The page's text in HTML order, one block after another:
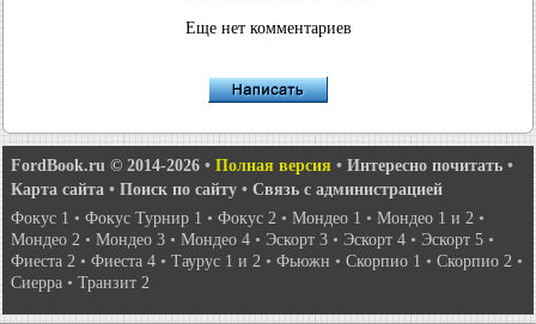
Еще нет комментариев
FordBook.ru © 2014-2026 • Полная версия • Интересно почитать •
Карта сайта • Поиск по сайту • Связь с администрацией
Фокус 1 • Фокус Турнир 1 • Фокус 2 • Мондео 1 • Мондео 1 и 2 •
Мондео 2 • Мондео 3 • Мондео 4 • Эскорт 3 • Эскорт 4 • Эскорт 5 •
Фиеста 2 • Фиеста 4 • Таурус 1 и 2 • Фьюжн • Скорпио 1 • Скорпио 2 •
Сиерра • Транзит 2